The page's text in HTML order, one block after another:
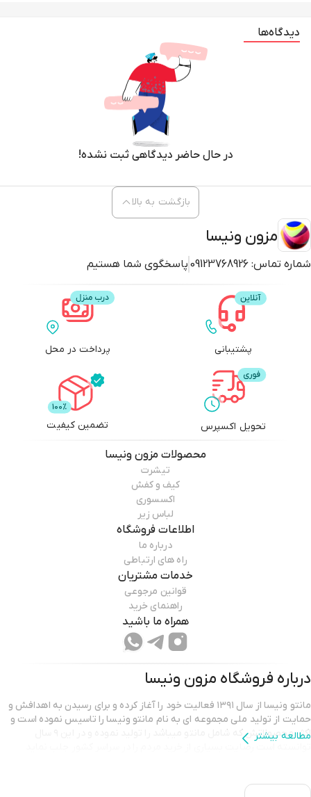
دیدگاه‌ها
در حال حاضر دیدگاهی ثبت نشده!
مزون ونیسا
شماره تماس: 09123768926 پاسخگوی شما هستیم
بازگشت به بالا
پشتیبانی پرداخت در محل
تحویل اکسپرس تضمین کیفیت
محصولات مزون ونیسا
تیشرت
کیف و کفش
اکسسوری
لباس زیر
اطلاعات فروشگاه
درباره ما
راه های ارتباطی
خدمات مشتریان
قوانین مرجوعی
راهنمای خرید
همراه ما باشید
درباره فروشگاه مزون ونیسا
مانتو ونیسا از سال ۱۳۹۱ فعالیت خود را آغاز کرده و برای رسیدن به اهدافش و
حمایت از تولید ملی مجموعه ای به نام مانتو ونیسا را تاسیس نموده است و
توانسته است رضایت بسیاری از خرید مردم را در سراسر کشور جلب نماید
مطالعه بیشتر